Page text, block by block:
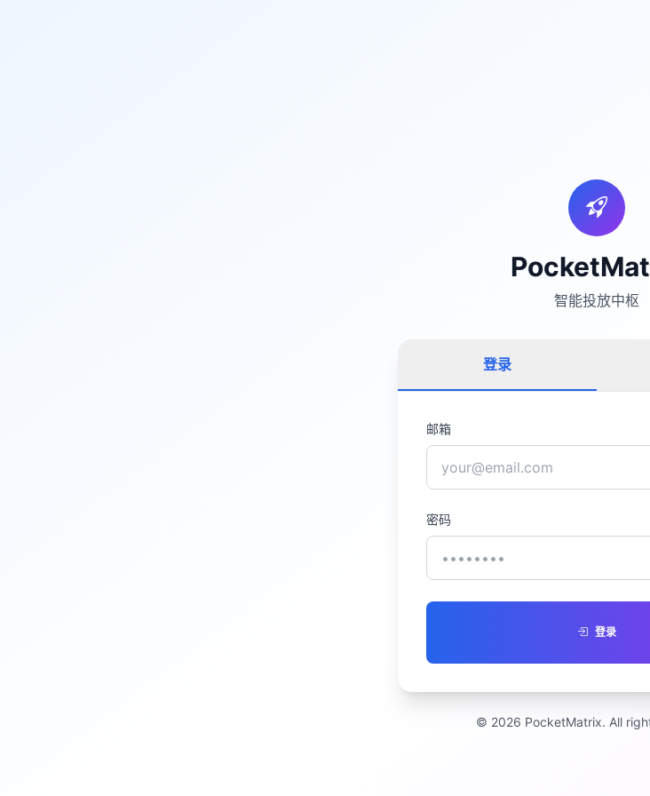
智能投放中枢
登录
邮箱
密码
登录
© 2026 PocketMatrix. All